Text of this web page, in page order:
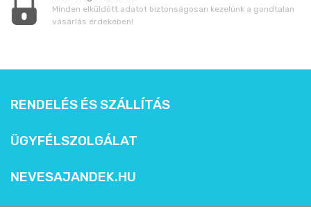
Minden elküldött adatot biztonságosan kezelünk a gondtalan
vásárlás érdekében!
RENDELÉS ÉS SZÁLLÍTÁS
ÜGYFÉLSZOLGÁLAT
NEVESAJANDEK.HU